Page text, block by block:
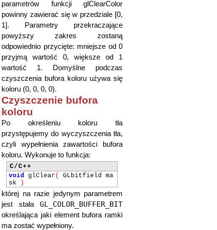
parametrów funkcji glClearColor
powinny zawierać się w przedziale [0,
1]. Parametry przekraczające
powyższy zakres zostaną
odpowiednio przycięte: mniejsze od 0
przyjmą wartość 0, większe od 1
wartość 1. Domyślne podczas
czyszczenia bufora koloru używa się
koloru (0, 0, 0, 0).
Czyszczenie bufora
koloru
Po określeniu koloru tła
przystępujemy do wyczyszczenia tła,
czyli wypełnienia zawartości bufora
koloru. Wykonuje to funkcja:
C/C++
void glClear (
GLbitfield ma
sk
)
której na razie jedynym parametrem
jest stała GL_COLOR_BUFFER_BIT
określająca jaki element bufora ramki
ma zostać wypełniony.